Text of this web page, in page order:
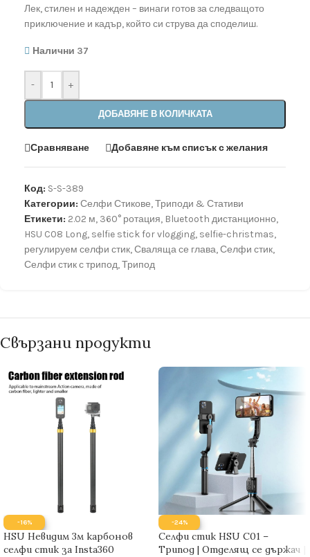
Лек, стилен и надежден – винаги готов за следващото
приключение и кадър, който си струва да споделиш.
Налични 37
- +
ДОБАВЯНЕ В КОЛИЧКАТА
Сравняване Добавяне към списък с желания
Код: S-S-389
Категории: Селфи Стикове,Триподи & Стативи
Етикети: 2.02 м, 360° ротация, Bluetooth дистанционно,
HSU C08 Long, selfie stick for vlogging, selfie-christmas,
регулируем селфи стик,Сваляща се глава,Селфи стик,
Селфи стик с трипод,Трипод
Свързани продукти
-16%
HSU Невидим 3м карбонов
селфи стик за Insta360
-24%
Селфи стик HSU C01 –
Трипод | Отделящ се държач |